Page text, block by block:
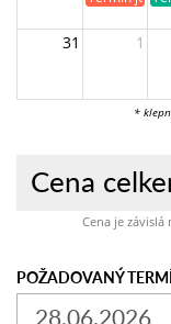
31 1
*
Cena
Cena je závislá
POŽADOVANÝ